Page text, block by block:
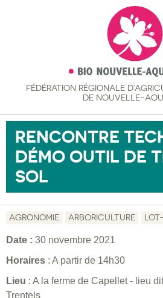
FÉDÉRATION RÉGIONALE
DE NOUVELLE-
RENCONTRE
DÉMO OUTIL DE
SOL
AGRONOMIE ARBORICULTURE
Date : 30 novembre 2021
Horaires : A partir de 14h30
Lieu : A la ferme de Capellet - lieu
Trentels